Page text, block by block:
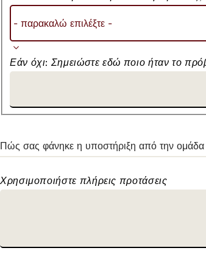
Εάν όχι: Σημειώστε εδώ ποιο ήταν το
Πώς σας φάνηκε η υποστήριξη από την
Χρησιμοποιήστε πλήρεις προτάσεις